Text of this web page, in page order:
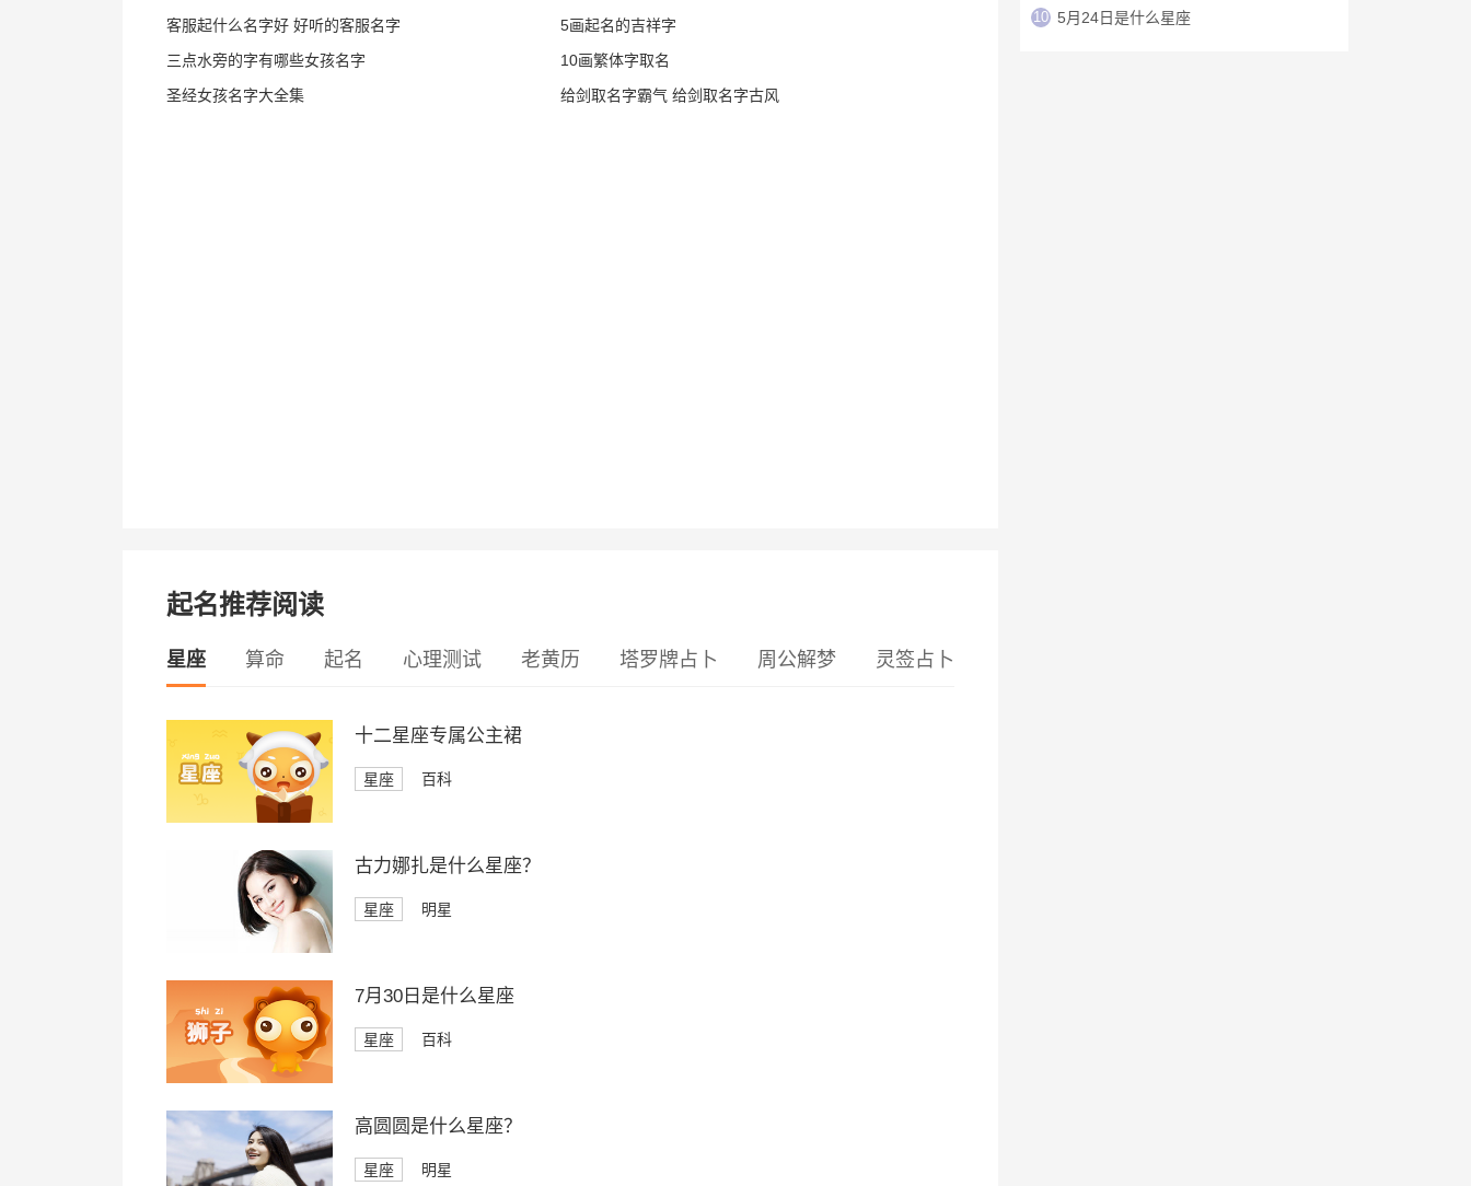
客服起什么名字好 好听的客服名字
5画起名的吉祥字
三点水旁的字有哪些女孩名字
10画繁体字取名
圣经女孩名字大全集
给剑取名字霸气 给剑取名字古风
起名推荐阅读
星座 算命 起名 心理测试 老黄历 塔罗牌占卜 周公解梦 灵签占卜
十二星座专属公主裙
星座 百科
古力娜扎是什么星座？
星座 明星
7月30日是什么星座
星座 百科
高圆圆是什么星座？
星座 明星
10 5月24日是什么星座